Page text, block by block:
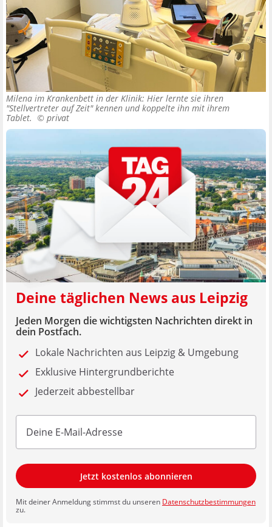
Milena im Krankenbett in der Klinik: Hier lernte sie ihren
"Stellvertreter auf Zeit" kennen und koppelte ihn mit ihrem
Tablet. © privat
Deine täglichen News aus Leipzig
Jeden Morgen die wichtigsten Nachrichten direkt in
dein Postfach.
Lokale Nachrichten aus Leipzig & Umgebung
Exklusive Hintergrundberichte
Jederzeit abbestellbar
Jetzt kostenlos abonnieren
Mit deiner Anmeldung stimmst du unseren Datenschutzbestimmungen
zu.